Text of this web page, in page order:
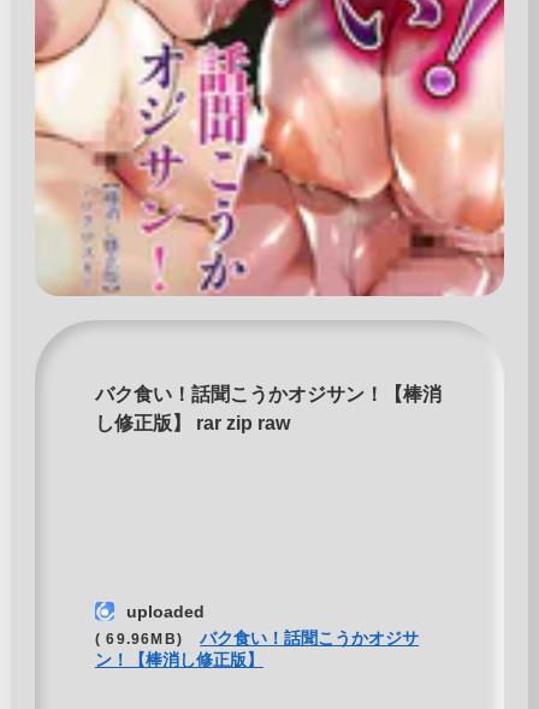
バク食い！話聞こうかオジサン！【棒消
し修正版】 rar zip raw
uploaded
( 69.96MB)
バク食い！話聞こうかオジサ
ン！【棒消し修正版】